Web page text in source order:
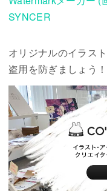
SYNCER
オリジナルのイラス
盗用を防ぎましょう！